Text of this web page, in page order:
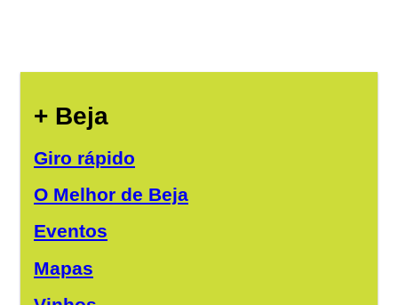
+ Beja
Giro rápido
O Melhor de Beja
Eventos
Mapas